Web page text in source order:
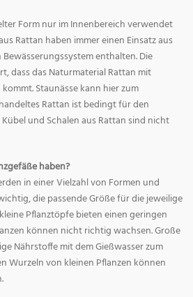
Form nur im Innenbereich verwendet
Rattan haben immer einen Einsatz aus
enthalten. Die
dass das Naturmaterial Rattan mit
Staunässe kann hier zum
Rattan ist bedingt für den
und Schalen aus Rattan sind nicht
haben?
in einer Vielzahl von Formen und
die passende Größe für die jeweilige
Pflanztöpfe bieten einen geringen
können nicht richtig wachsen. Große
Nährstoffe mit dem Gießwasser zum
Wurzeln von kleinen Pflanzen können